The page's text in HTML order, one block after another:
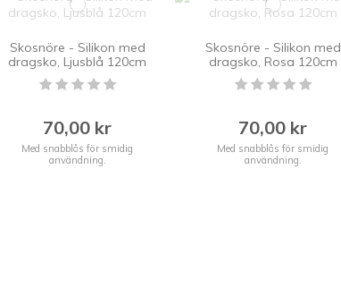
Skosnöre - Silikon med
dragsko, Ljusblå 120cm
70,00 kr
Med snabblås för smidig
användning.
Skosnöre - Silikon med
dragsko, Rosa 120cm
70,00 kr
Med snabblås för smidig
användning.